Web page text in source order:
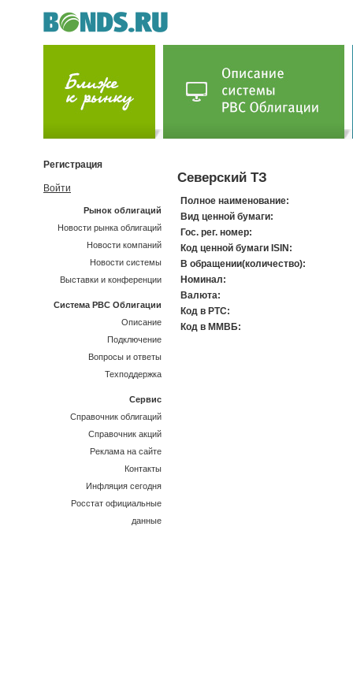
Северский ТЗ
Полное наименование:
Вид ценной бумаги:
Гос. рег. номер:
Код ценной бумаги ISIN:
В обращении(количество):
Номинал:
Валюта:
Код в РТС:
Код в ММВБ:
Регистрация
Войти
Рынок облигаций
Новости рынка облигаций
Новости компаний
Новости системы
Выставки и конференции
Система РВС Облигации
Описание
Подключение
Вопросы и ответы
Техподдержка
Сервис
Справочник облигаций
Справочник акций
Реклама на сайте
Контакты
Инфляция сегодня
Росстат официальные
данные